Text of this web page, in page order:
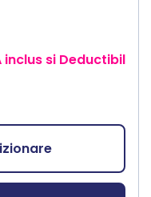
inclus si Deductibil